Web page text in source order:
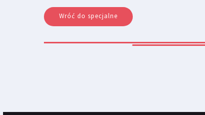
Wróć do specjalne